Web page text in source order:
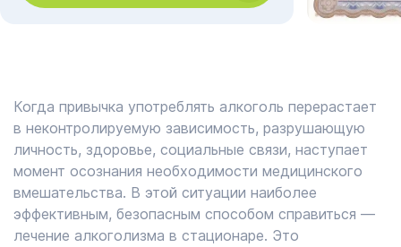
Когда привычка употреблять алкоголь перерастает
в неконтролируемую зависимость, разрушающую
личность, здоровье, социальные связи, наступает
момент осознания необходимости медицинского
вмешательства. В этой ситуации наиболее
эффективным, безопасным способом справиться —
лечение алкоголизма в стационаре. Это